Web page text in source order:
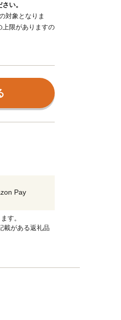
い。
対象となりま
上限がありますの
Pay
す。
載がある返礼品